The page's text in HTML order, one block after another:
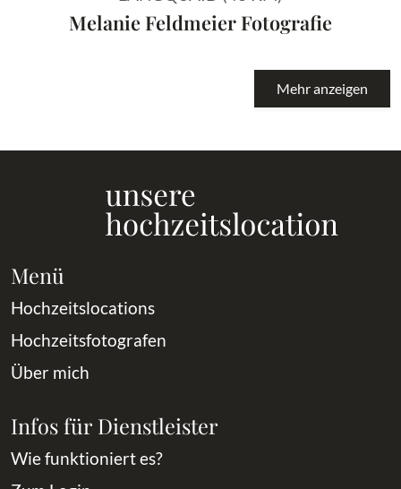
Melanie Feldmeier Fotografie
Mehr anzeigen
Menü
Hochzeitslocations
Hochzeitsfotografen
Über mich
Infos für Dienstleister
Wie funktioniert es?